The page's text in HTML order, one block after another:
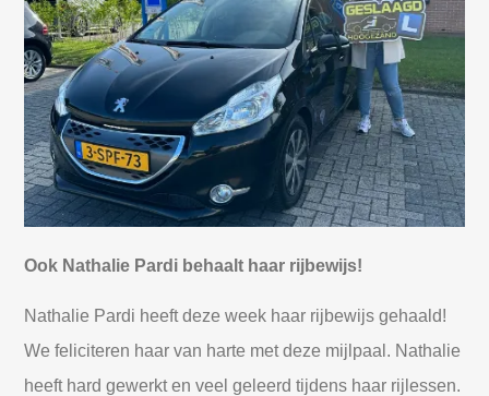
Ook Nathalie Pardi behaalt haar rijbewijs!
Nathalie Pardi heeft deze week haar rijbewijs gehaald!
We feliciteren haar van harte met deze mijlpaal. Nathalie
heeft hard gewerkt en veel geleerd tijdens haar rijlessen.